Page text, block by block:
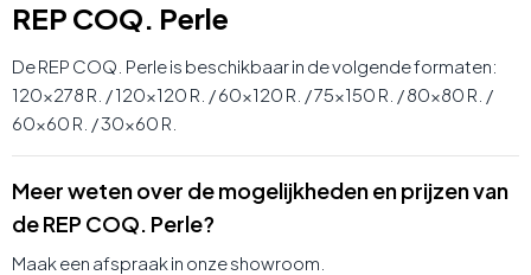
REP COQ. Perle
De REP COQ. Perle is beschikbaar in de volgende formaten:
120×278 R. / 120×120 R. / 60×120 R. / 75×150 R. / 80×80 R. /
60×60 R. / 30×60 R.
Meer weten over de mogelijkheden en prijzen van
de REP COQ. Perle?
Maak een afspraak in onze showroom.